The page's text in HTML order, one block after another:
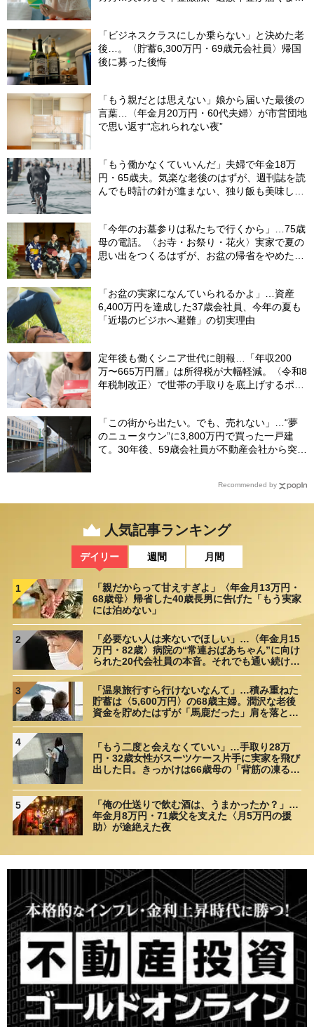
「ビジネスクラスにしか乗らない」と決めた老
後…。〈貯蓄6,300万円・69歳元会社員〉帰国
後に募った後悔
「もう親だとは思えない」娘から届いた最後の
言葉…〈年金月20万円・60代夫婦〉が市営団地
で思い返す“忘れられない夜”
「もう働かなくていいんだ」夫婦で年金18万
円・65歳夫。気楽な老後のはずが、週刊誌を読
んでも時計の針が進まない、独り飯も美味しく
「今年のお墓参りは私たちで行くから」…75歳
母の電話。〈お寺・お祭り・花火〉実家で夏の
思い出をつくるはずが、お盆の帰省をやめた理
「お盆の実家になんていられるかよ」…資産
6,400万円を達成した37歳会社員、今年の夏も
「近場のビジホへ避難」の切実理由
定年後も働くシニア世代に朗報…「年収200
万〜665万円層」は所得税が大幅軽減。〈令和8
年税制改正〉で世帯の手取りを底上げするポイ
「この街から出たい。でも、売れない」…“夢
のニュータウン”に3,800万円で買った一戸建
て。30年後、59歳会社員が不動産会社から突き
Recommended by
人気記事ランキング
デイリー 週間 月間
1
「親だからって甘えすぎよ」〈年金月13万円・
68歳母〉帰省した40歳長男に告げた「もう実家
には泊めない」
2
「必要ない人は来ないでほしい」…〈年金月15
万円・82歳〉病院の“常連おばあちゃん”に向け
られた20代会社員の本音。それでも通い続ける
3
「温泉旅行すら行けないなんて」…積み重ねた
貯蓄は〈5,600万円〉の68歳主婦。潤沢な老後
資金を貯めたはずが「馬鹿だった」肩を落とす
4
「もう二度と会えなくていい」…手取り28万
円・32歳女性がスーツケース片手に実家を飛び
出した日。きっかけは66歳母の「背筋の凍る一
5
「俺の仕送りで飲む酒は、うまかったか？」…
年金月8万円・71歳父を支えた〈月5万円の援
助〉が途絶えた夜